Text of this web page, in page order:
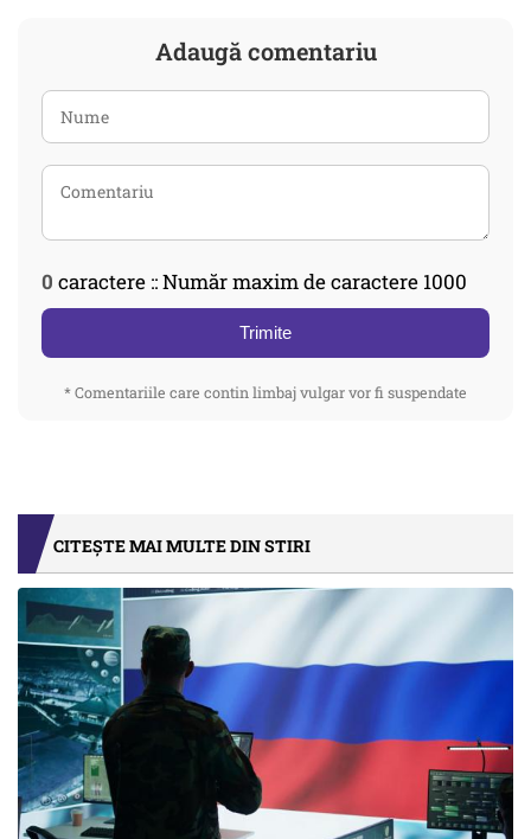
Adaugă comentariu
0 caractere :: Număr maxim de caractere 1000
Trimite
* Comentariile care contin limbaj vulgar vor fi suspendate
CITEȘTE MAI MULTE DIN STIRI